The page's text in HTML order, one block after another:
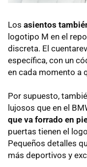
Los asientos
logotipo M en el
discreta. El
específica, con un
en cada momento a
Por supuesto,
lujosos que en el
que va forrado en
puertas tienen el
Pequeños detalles
más deportivos y